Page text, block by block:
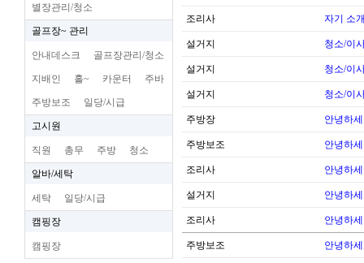
별장관리/청소
골프장~ 관리
안내데스크 골프장관리/청소
지배인 홀~ 카운터 주바
주방보조 일당/시급
고시원
직원 총무 주방 청소
알바/세탁
세탁 일당/시급
캠핑장
캠핑장
조리사 자기 소
설거지 청소/이
설거지 청소/이
설거지 청소/이
주방장 안녕하
주방보조 안녕하
조리사 안녕하
설거지 안녕하
조리사 안녕하
주방보조 안녕하